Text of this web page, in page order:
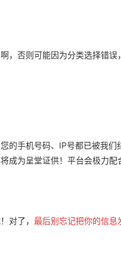
，否则可能因为分类选择错
的手机号码、IP号都已被我们
成为呈堂证供！平台会极力配
对了， 最后别忘记把你的信息